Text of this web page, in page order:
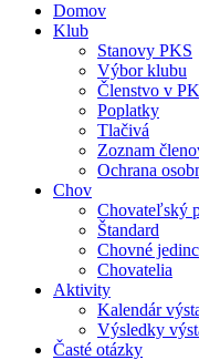
Domov
Klub
Stanovy PKS
Výbor klubu
Členstvo v
Poplatky
Tlačivá
Zoznam
Ochrana
Chov
Chovateľský
Štandard
Chovné
Chovatelia
Aktivity
Kalendár
Výsledky
Časté otázky